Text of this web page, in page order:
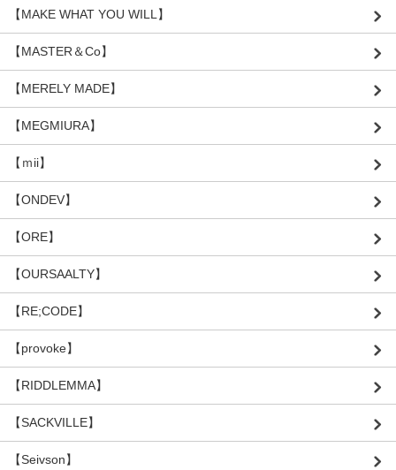
【MAKE WHAT YOU WILL】
【MASTER＆Co】
【MERELY MADE】
【MEGMIURA】
【ｍii】
【ONDEV】
【ORE】
【OURSAALTY】
【RE;CODE】
【provoke】
【RIDDLEMMA】
【SACKVILLE】
【Seivson】